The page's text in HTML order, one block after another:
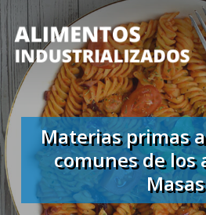
Skip
to
main
content
Materias primas
comunes de los
Masas